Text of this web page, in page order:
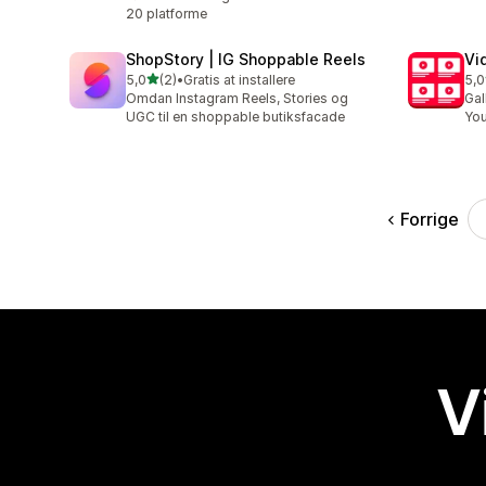
20 platforme
ShopStory | IG Shoppable Reels
5,0ud af 5 stjerner
(2)
2 anmeldelser i alt
•Gratis at installere
Omdan Instagram Reels, Stories og
UGC til en shoppable butiksfacade
5,0
2
Forrige